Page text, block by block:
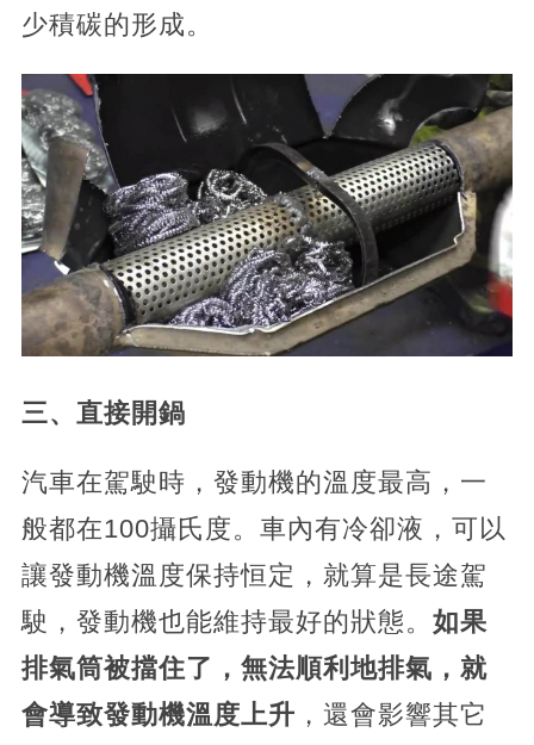
少積碳的形成。
三、直接開鍋
汽車在駕駛時，發動機的溫度最高，一
般都在100攝氏度。車內有冷卻液，可以
讓發動機溫度保持恒定，就算是長途駕
駛，發動機也能維持最好的狀態。 如果
排氣筒被擋住了，無法順利地排氣，就
會導致發動機溫度上升 ，還會影響其它